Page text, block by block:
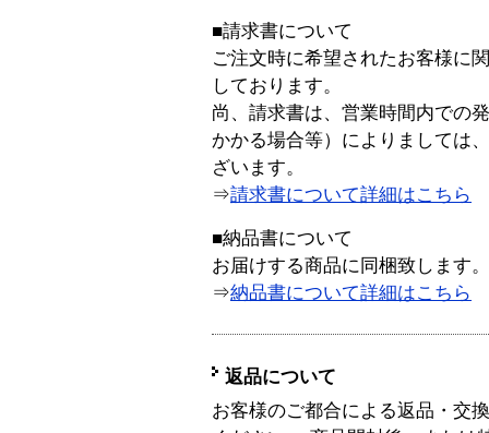
■請求書について
ご注文時に希望されたお客様に
しております。
尚、請求書は、営業時間内での
かかる場合等）によりましては
ざいます。
⇒請求書について詳細はこちら
■納品書について
お届けする商品に同梱致します。
⇒納品書について詳細はこちら
返品について
お客様のご都合による返品・交